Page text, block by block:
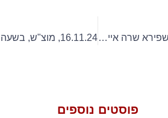
6.12.24, יום ו', בשעה 21:00 – מיכל שפירא שרה איימי ויינהאוס
פוסטים נוספים